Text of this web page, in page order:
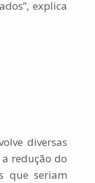
explica
diversas
redução do
que seriam